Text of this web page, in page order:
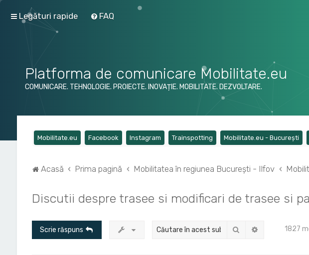
Legături rapide FAQ
Platforma de comunicare Mobilitate.eu
COMUNICARE. TEHNOLOGIE. PROIECTE. INOVAȚIE. MOBILITATE. DEZVOLTARE.
Mobilitate.eu(Opens a new tab)
Facebook(Opens a new tab)
Instagram(Opens a new tab)
Trainspotting(Opens a new tab)
Mobilitate.eu - București
Acasă Prima pagină Mobilitatea în regiunea București - Ilfov
Discutii despre trasee si modificari de trasee si
Scrie răspuns CăutareCăutare1827